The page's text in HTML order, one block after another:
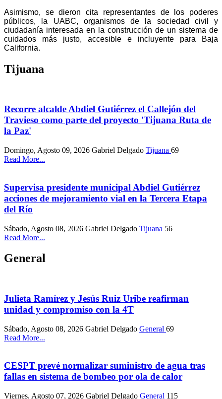
Asimismo, se dieron cita representantes de los poderes
públicos, la UABC, organismos de la sociedad civil y
ciudadanía interesada en la construcción de un sistema de
cuidados más justo, accesible e incluyente para Baja
California.
Tijuana
Recorre alcalde Abdiel Gutiérrez el Callejón del
Travieso como parte del proyecto 'Tijuana Ruta de
la Paz'
Domingo, Agosto 09, 2026 Gabriel Delgado Tijuana 69
Read More...
Supervisa presidente municipal Abdiel Gutiérrez
acciones de mejoramiento vial en la Tercera Etapa
del Río
Sábado, Agosto 08, 2026 Gabriel Delgado Tijuana 56
Read More...
General
Julieta Ramírez y Jesús Ruiz Uribe reafirman
unidad y compromiso con la 4T
Sábado, Agosto 08, 2026 Gabriel Delgado General 69
Read More...
CESPT prevé normalizar suministro de agua tras
fallas en sistema de bombeo por ola de calor
Viernes, Agosto 07, 2026 Gabriel Delgado General 115